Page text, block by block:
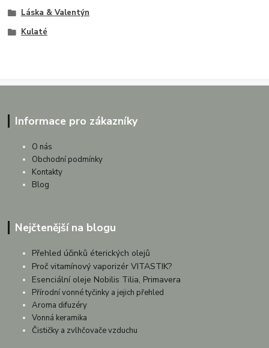
Láska & Valentýn
Kulaté
Informace pro zákazníky
O nás
Obchodní podmínky
Kontakty
Blog
Nejčtenější na blogu
Přehled účinků éterických olejů
Proč vitamínový vaporizér VITASTIK?
Esenciální oleje Nobilis Tilia, Primavera
Přírodní vonné tyčinky a jejich přehled
Aroma difuzéry
Vonná keramika
Čističky a zvlhčovače vzduchu